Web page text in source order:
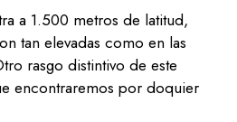
a 1.500 metros de latitud,
tan elevadas como en las
rasgo distintivo de este
encontraremos por doquier